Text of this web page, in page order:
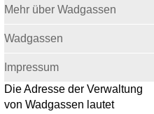
Mehr über Wadgassen
Wadgassen
Impressum
Die Adresse der Verwaltung
von Wadgassen lautet